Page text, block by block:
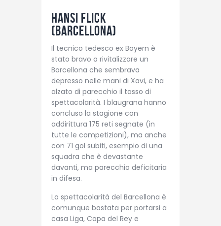
Hansi Flick
(Barcellona)
Il tecnico tedesco ex Bayern è
stato bravo a rivitalizzare un
Barcellona che sembrava
depresso nelle mani di Xavi, e ha
alzato di parecchio il tasso di
spettacolarità. I blaugrana hanno
concluso la stagione con
addirittura 175 reti segnate (in
tutte le competizioni), ma anche
con 71 gol subiti, esempio di una
squadra che è devastante
davanti, ma parecchio deficitaria
in difesa.
La spettacolarità del Barcellona è
comunque bastata per portarsi a
casa Liga, Copa del Rey e